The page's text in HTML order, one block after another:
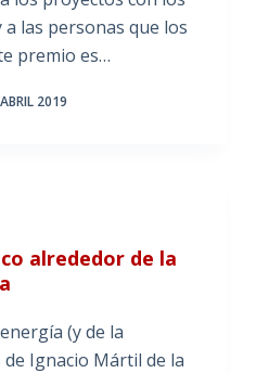
las personas que los
premio es…
2019
alrededor de la
(y de la
Ignacio Mártil de la